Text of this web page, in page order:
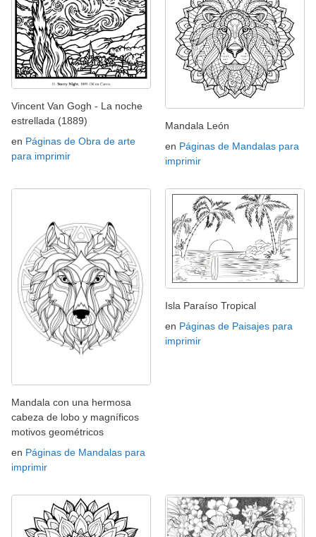
Vincent Van Gogh - La noche
estrellada (1889)
en Páginas de Obra de arte
para imprimir
Mandala León
en Páginas de Mandalas para
imprimir
Mandala con una hermosa
cabeza de lobo y magníficos
motivos geométricos
en Páginas de Mandalas para
imprimir
Isla Paraíso Tropical
en Páginas de Paisajes para
imprimir